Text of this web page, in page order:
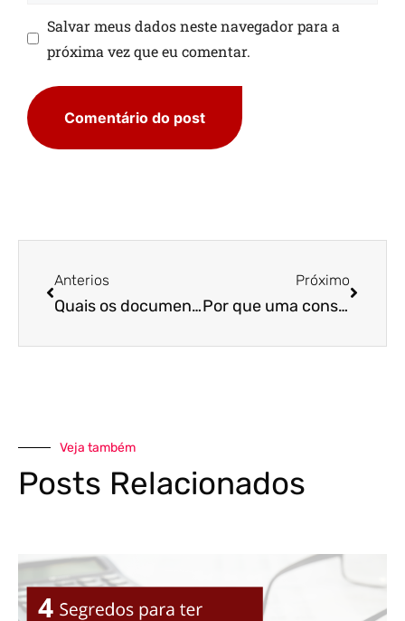
Salvar meus dados neste navegador para a
próxima vez que eu comentar.
Anterios
Quais os documentos necessários para abrir uma empresa?
Próximo
Por que uma consultoria tributária pode salvar sua empresa?
Veja também
Posts Relacionados